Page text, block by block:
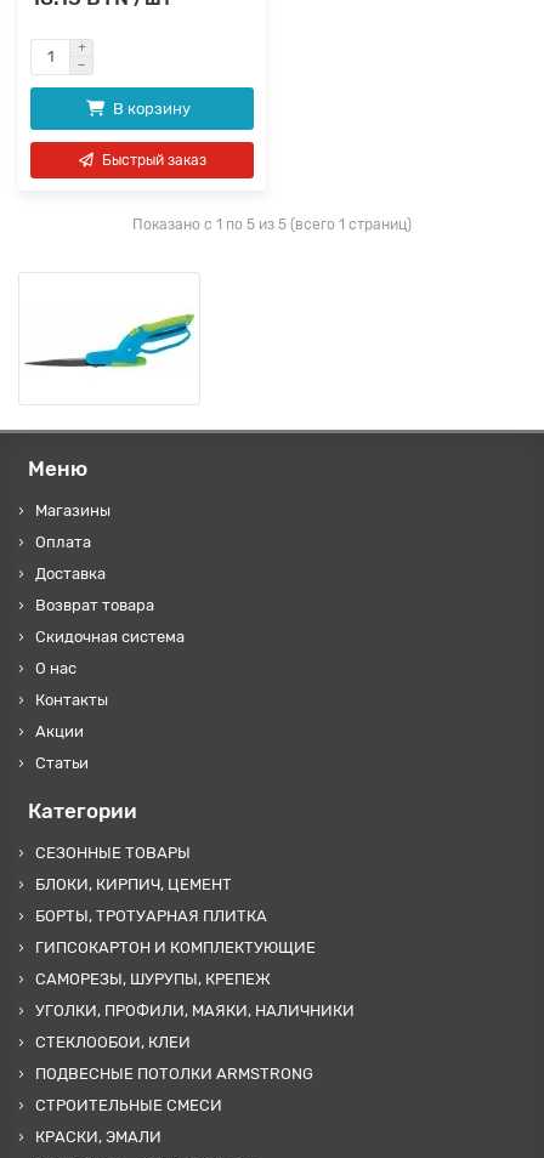
В корзину
Быстрый заказ
Показано с 1 по 5 из 5 (всего 1 страниц)
Меню
Магазины
Оплата
Доставка
Возврат товара
Скидочная система
О нас
Контакты
Акции
Статьи
Категории
СЕЗОННЫЕ ТОВАРЫ
БЛОКИ, КИРПИЧ, ЦЕМЕНТ
БОРТЫ, ТРОТУАРНАЯ ПЛИТКА
ГИПСОКАРТОН И КОМПЛЕКТУЮЩИЕ
САМОРЕЗЫ, ШУРУПЫ, КРЕПЕЖ
УГОЛКИ, ПРОФИЛИ, МАЯКИ, НАЛИЧНИКИ
СТЕКЛООБОИ, КЛЕИ
ПОДВЕСНЫЕ ПОТОЛКИ ARMSTRONG
СТРОИТЕЛЬНЫЕ СМЕСИ
КРАСКИ, ЭМАЛИ